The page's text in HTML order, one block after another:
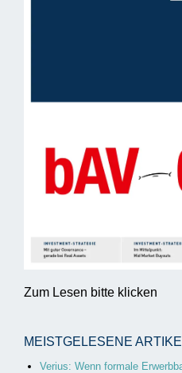
Zum Lesen bitte klicken
MEISTGELESENE
Verius: Wenn formale